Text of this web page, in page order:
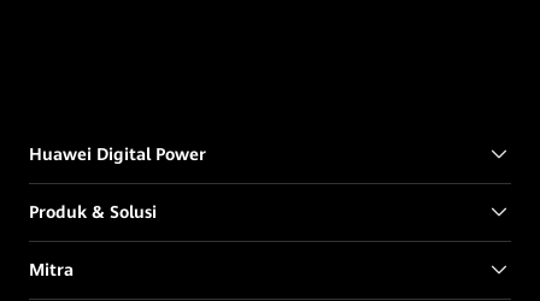
Huawei Digital Power
Produk & Solusi
Mitra